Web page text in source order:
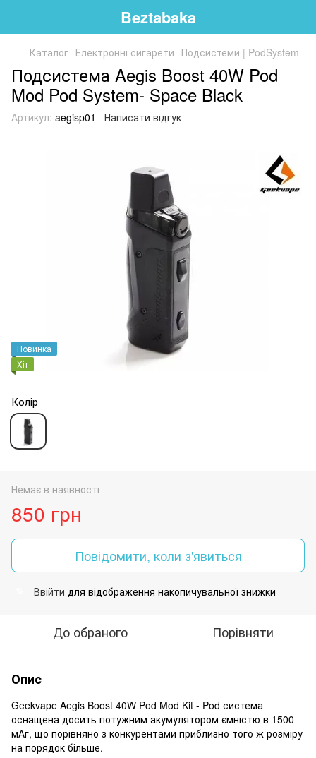
Beztabaka
Каталог Електронні сигарети Подсистеми | PodSystem
Подсистема Aegis Boost 40W Pod
Mod Pod System- Space Black
Артикул: aegisp01 Написати відгук
Новинка
Хіт
Колір
Немає в наявності
850 грн
Повідомити, коли з'явиться
Ввійти для відображення накопичувальної знижки
До обраного Порівняти
Опис
Geekvape Aegis Boost 40W Pod Mod Kit - Pod система
оснащена досить потужним акумулятором ємністю в 1500
мАг, що порівняно з конкурентами приблизно того ж розміру
на порядок більше.